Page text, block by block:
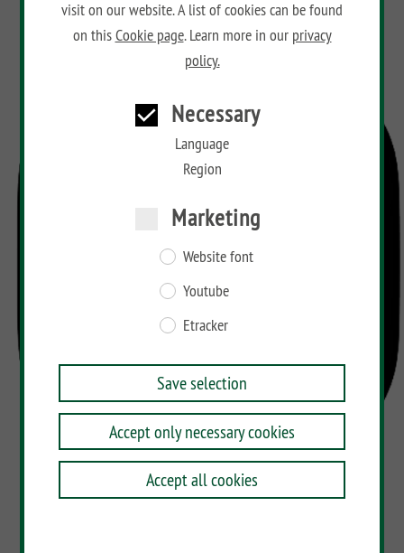
visit on our website. A list of cookies can be found
on thisCookie page. Learn more in our privacy
policy.
Necessary
Language
Region
Marketing
Website font
Youtube
Etracker
Save selection
Accept only necessary cookies
Accept all cookies
BAMBU